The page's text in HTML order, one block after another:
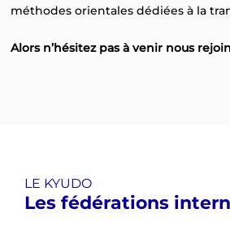
méthodes orientales dédiées à la
Alors n’hésitez pas à venir nous
LE KYUDO
Les fédérations